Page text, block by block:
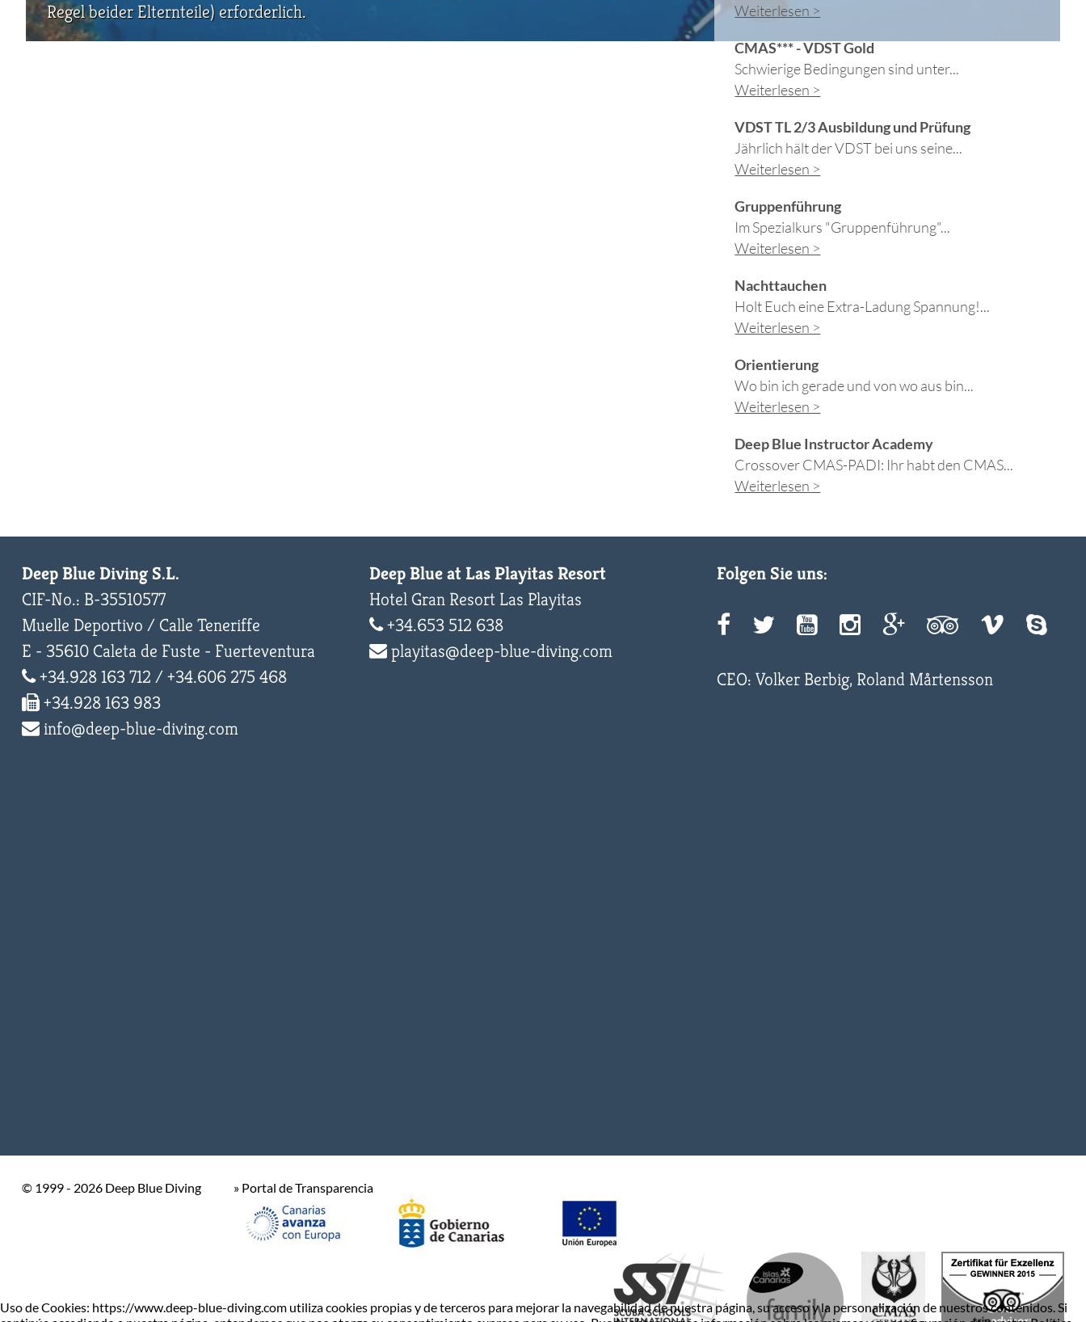
Weiterlesen >
CMAS*** - VDST Gold
Schwierige Bedingungen sind unter...
Weiterlesen >
VDST TL 2/3 Ausbildung und Prüfung
Jährlich hält der VDST bei uns seine...
Weiterlesen >
Gruppenführung
Im Spezialkurs "Gruppenführung"...
Weiterlesen >
Nachttauchen
Holt Euch eine Extra-Ladung Spannung!...
Weiterlesen >
Orientierung
Wo bin ich gerade und von wo aus bin...
Weiterlesen >
Deep Blue Instructor Academy
Crossover CMAS-PADI: Ihr habt den CMAS...
Weiterlesen >
Regel beider Elternteile) erforderlich.
Deep Blue Diving S.L.
CIF-No.: B-35510577
Muelle Deportivo / Calle Teneriffe
E - 35610 Caleta de Fuste - Fuerteventura
+34.928 163 712 / +34.606 275 468
+34.928 163 983
info@deep-blue-diving.com
Deep Blue at Las Playitas Resort
Hotel Gran Resort Las Playitas
+34.653 512 638
playitas@deep-blue-diving.com
Folgen Sie uns:
CEO: Volker Berbig, Roland Mårtensson
© 1999 - 2026 Deep Blue Diving » Portal de Transparencia
Uso de Cookies: https://www.deep-blue-diving.com utiliza cookies propias y de terceros para mejorar la navegabilidad de nuestra página, su acceso y la personalización de nuestros contenidos. Si